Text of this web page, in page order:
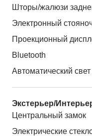
Шторы/жалюзи
Электронный
Проекционный
Bluetooth
Автоматический
Экстерьер/
Центральный замок
Электрические